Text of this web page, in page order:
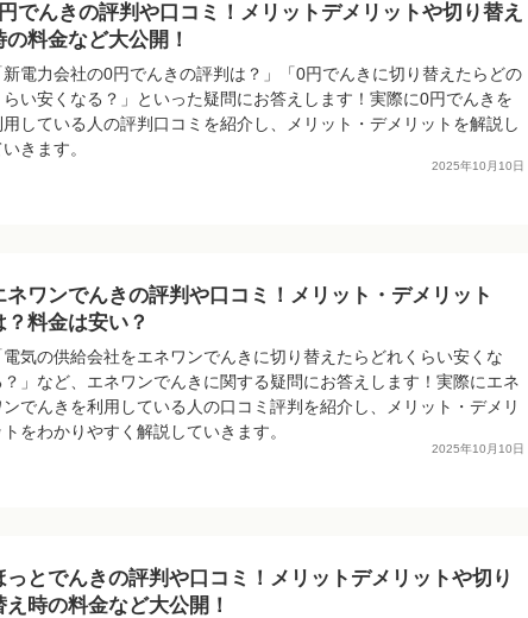
でんきの評判や口コミ！メリットデメリットや切り替え
の料金など大公開！
新電力会社の0円でんきの評判は？」「0円でんきに切り替えたらどの
らい安くなる？」といった疑問にお答えします！実際に0円でんきを
用している人の評判口コミを紹介し、メリット・デメリットを解説し
きます。
2025年10月10日
ネワンでんきの評判や口コミ！メリット・デメリット
？料金は安い？
電気の供給会社をエネワンでんきに切り替えたらどれくらい安くな
？」など、エネワンでんきに関する疑問にお答えします！実際にエネ
ンでんきを利用している人の口コミ評判を紹介し、メリット・デメリ
トをわかりやすく解説していきます。
2025年10月10日
っとでんきの評判や口コミ！メリットデメリットや切り
え時の料金など大公開！